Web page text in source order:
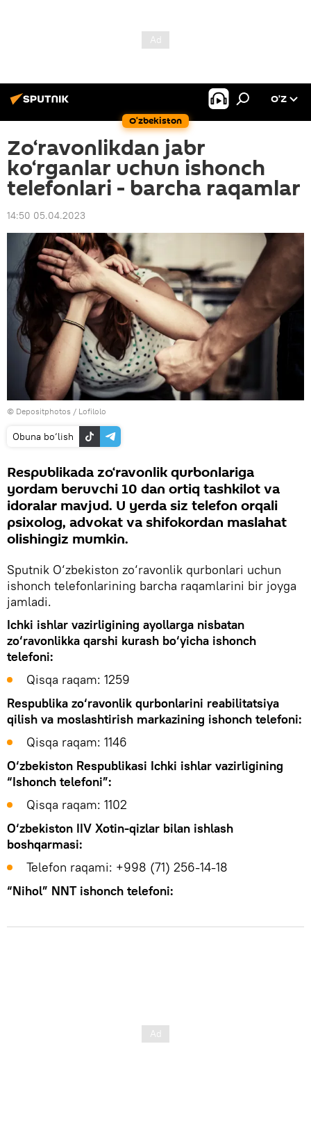
O‘zbekiston
O’Z
Zo‘ravonlikdan jabr
ko‘rganlar uchun ishonch
telefonlari - barcha raqamlar
14:50 05.04.2023
© Depositphotos / Lofilolo
Obuna bo‘lish
Respublikada zo‘ravonlik qurbonlariga
yordam beruvchi 10 dan ortiq tashkilot va
idoralar mavjud. U yerda siz telefon orqali
psixolog, advokat va shifokordan maslahat
olishingiz mumkin.
Sputnik O‘zbekiston zo‘ravonlik qurbonlari uchun
ishonch telefonlarining barcha raqamlarini bir joyga
jamladi.
Ichki ishlar vazirligining ayollarga nisbatan
zo‘ravonlikka qarshi kurash bo‘yicha ishonch
telefoni:
Qisqa raqam: 1259
Respublika zo‘ravonlik qurbonlarini reabilitatsiya
qilish va moslashtirish markazining ishonch telefoni:
Qisqa raqam: 1146
O‘zbekiston Respublikasi Ichki ishlar vazirligining
“Ishonch telefoni”:
Qisqa raqam: 1102
O‘zbekiston IIV Xotin-qizlar bilan ishlash
boshqarmasi:
Telefon raqami: +998 (71) 256-14-18
“Nihol” NNT ishonch telefoni: